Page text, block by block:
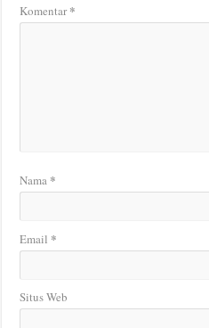
Komentar*
Nama *
Email *
Situs Web